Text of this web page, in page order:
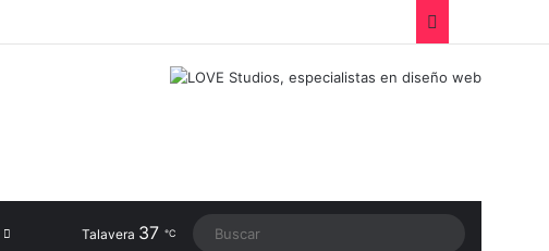
Instagram
TikTok
Talavera 37 ℃